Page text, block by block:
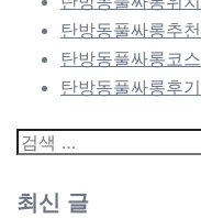
탄방동풀싸롱추천
탄방동풀싸롱코스
탄방동풀싸롱후기
검
최신 글